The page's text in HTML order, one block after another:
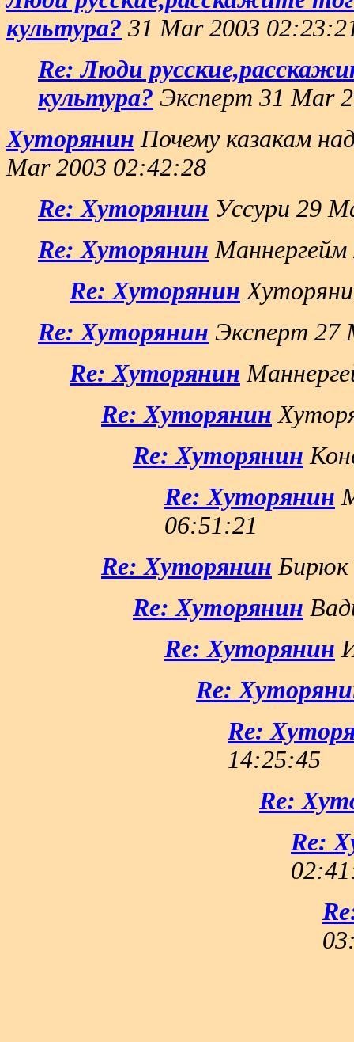
культура? 31 Mar 2003
Re: Люди
культура? Эксперт 31 Mar
Хуторянин Почему казакам
Mar 2003 02:42:28
Re: Хуторянин Уссури 29
Re: Хуторянин
Re: Хуторянин
Re: Хуторянин Эксперт 27
Re: Хуторянин
Re: Хуторянин
Re: Хуторянин
Re: Хуторянин
06:51:21
Re: Хуторянин Бирюк
Re: Хуторянин
Re: Хуторянин
Re:
Re:
14:25:45
Re:
Re: